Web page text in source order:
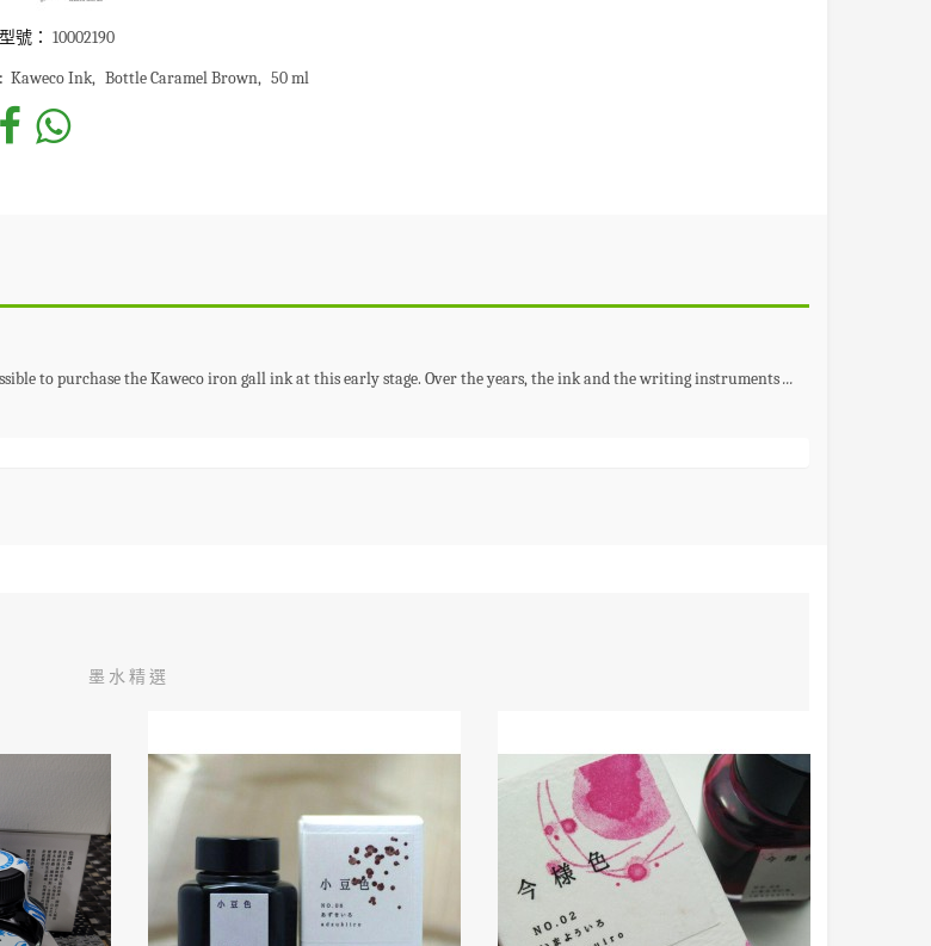
號： 10002190
Kaweco Ink Bottle Caramel Brown 50 ml
to purchase the Kaweco iron gall ink at this early stage. Over the years, the ink and the writing instruments...
墨水精選